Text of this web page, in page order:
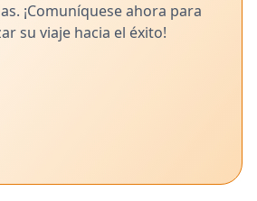
¡Comuníquese ahora para
su viaje hacia el éxito!